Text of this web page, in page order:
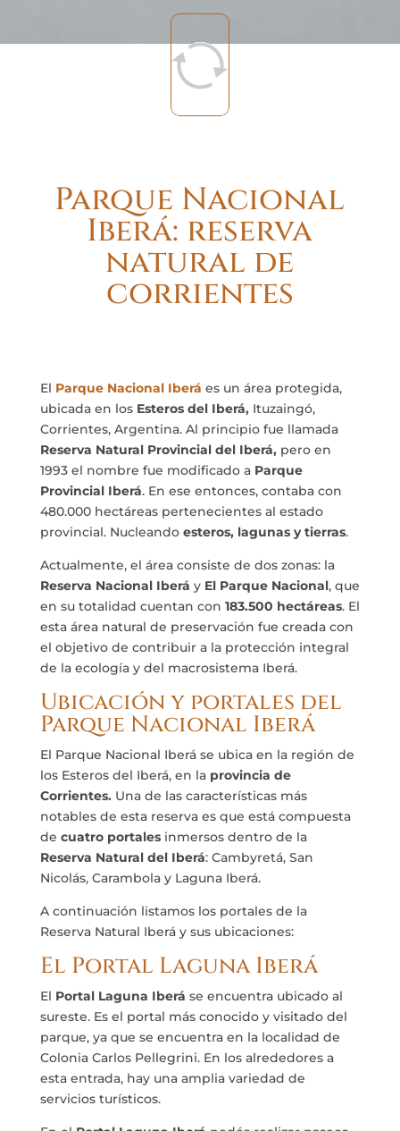
Parque Nacional
Iberá: reserva
natural de
corrientes
El Parque Nacional Iberá es un área protegida,
ubicada en losEsteros del Iberá,Ituzaingó,
Corrientes, Argentina. Al principio fue llamada
Reserva Natural Provincial del Iberá, pero en
1993 el nombre fue modificado a Parque
Provincial Iberá. En ese entonces, contaba con
480.000 hectáreas pertenecientes al estado
provincial. Nucleando esteros, lagunas y tierras.
Actualmente, el área consiste de dos zonas: la
Reserva Nacional Iberá y El Parque Nacional, que
en su totalidad cuentan con 183.500 hectáreas. El
esta área natural de preservación fue creada con
el objetivo de contribuir a la protección integral
de la ecología y del macrosistema Iberá.
Ubicación y portales del
Parque Nacional Iberá
El Parque Nacional Iberá se ubica en la región de
los Esteros del Iberá, en la provincia de
Corrientes. Una de las características más
notables de esta reserva es que está compuesta
de cuatro portalesinmersos dentro de la
Reserva Natural del Iberá: Cambyretá, San
Nicolás, Carambola y Laguna Iberá.
A continuación listamos los portales de la
Reserva Natural Iberá y sus ubicaciones:
El Portal Laguna Iberá
El Portal Laguna Iberá se encuentra ubicado al
sureste. Es el portal más conocido y visitado del
parque, ya que se encuentra en la localidad de
Colonia Carlos Pellegrini. En los alrededores a
esta entrada, hay una amplia variedad de
servicios turísticos.